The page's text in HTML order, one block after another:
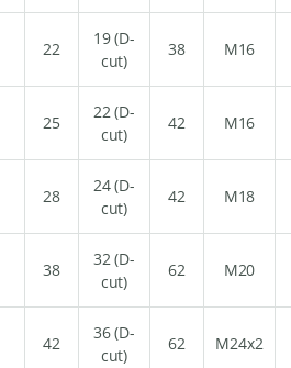
22
19 (D-
cut)
38 M16
25
22 (D-
cut)
42 M16
28
24 (D-
cut)
42 M18
38
32 (D-
cut)
62 M20
42
36 (D-
cut)
62 M24x2